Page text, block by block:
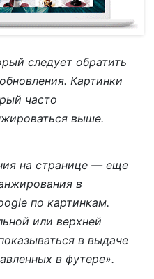
следует обратить
Картинки
часто
выше.
на странице — еще
в
по картинкам.
или верхней
в выдаче
в футере».